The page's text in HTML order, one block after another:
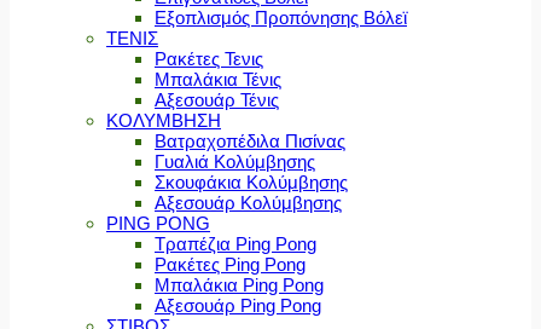
Εξοπλισμός Προπόνησης Βόλεϊ
ΤΕΝΙΣ
Ρακέτες Τενις
Μπαλάκια Τένις
Αξεσουάρ Τένις
ΚΟΛΥΜΒΗΣΗ
Βατραχοπέδιλα Πισίνας
Γυαλιά Κολύμβησης
Σκουφάκια Κολύμβησης
Αξεσουάρ Κολύμβησης
PING PONG
Τραπέζια Ping Pong
Ρακέτες Ping Pong
Μπαλάκια Ping Pong
Αξεσουάρ Ping Pong